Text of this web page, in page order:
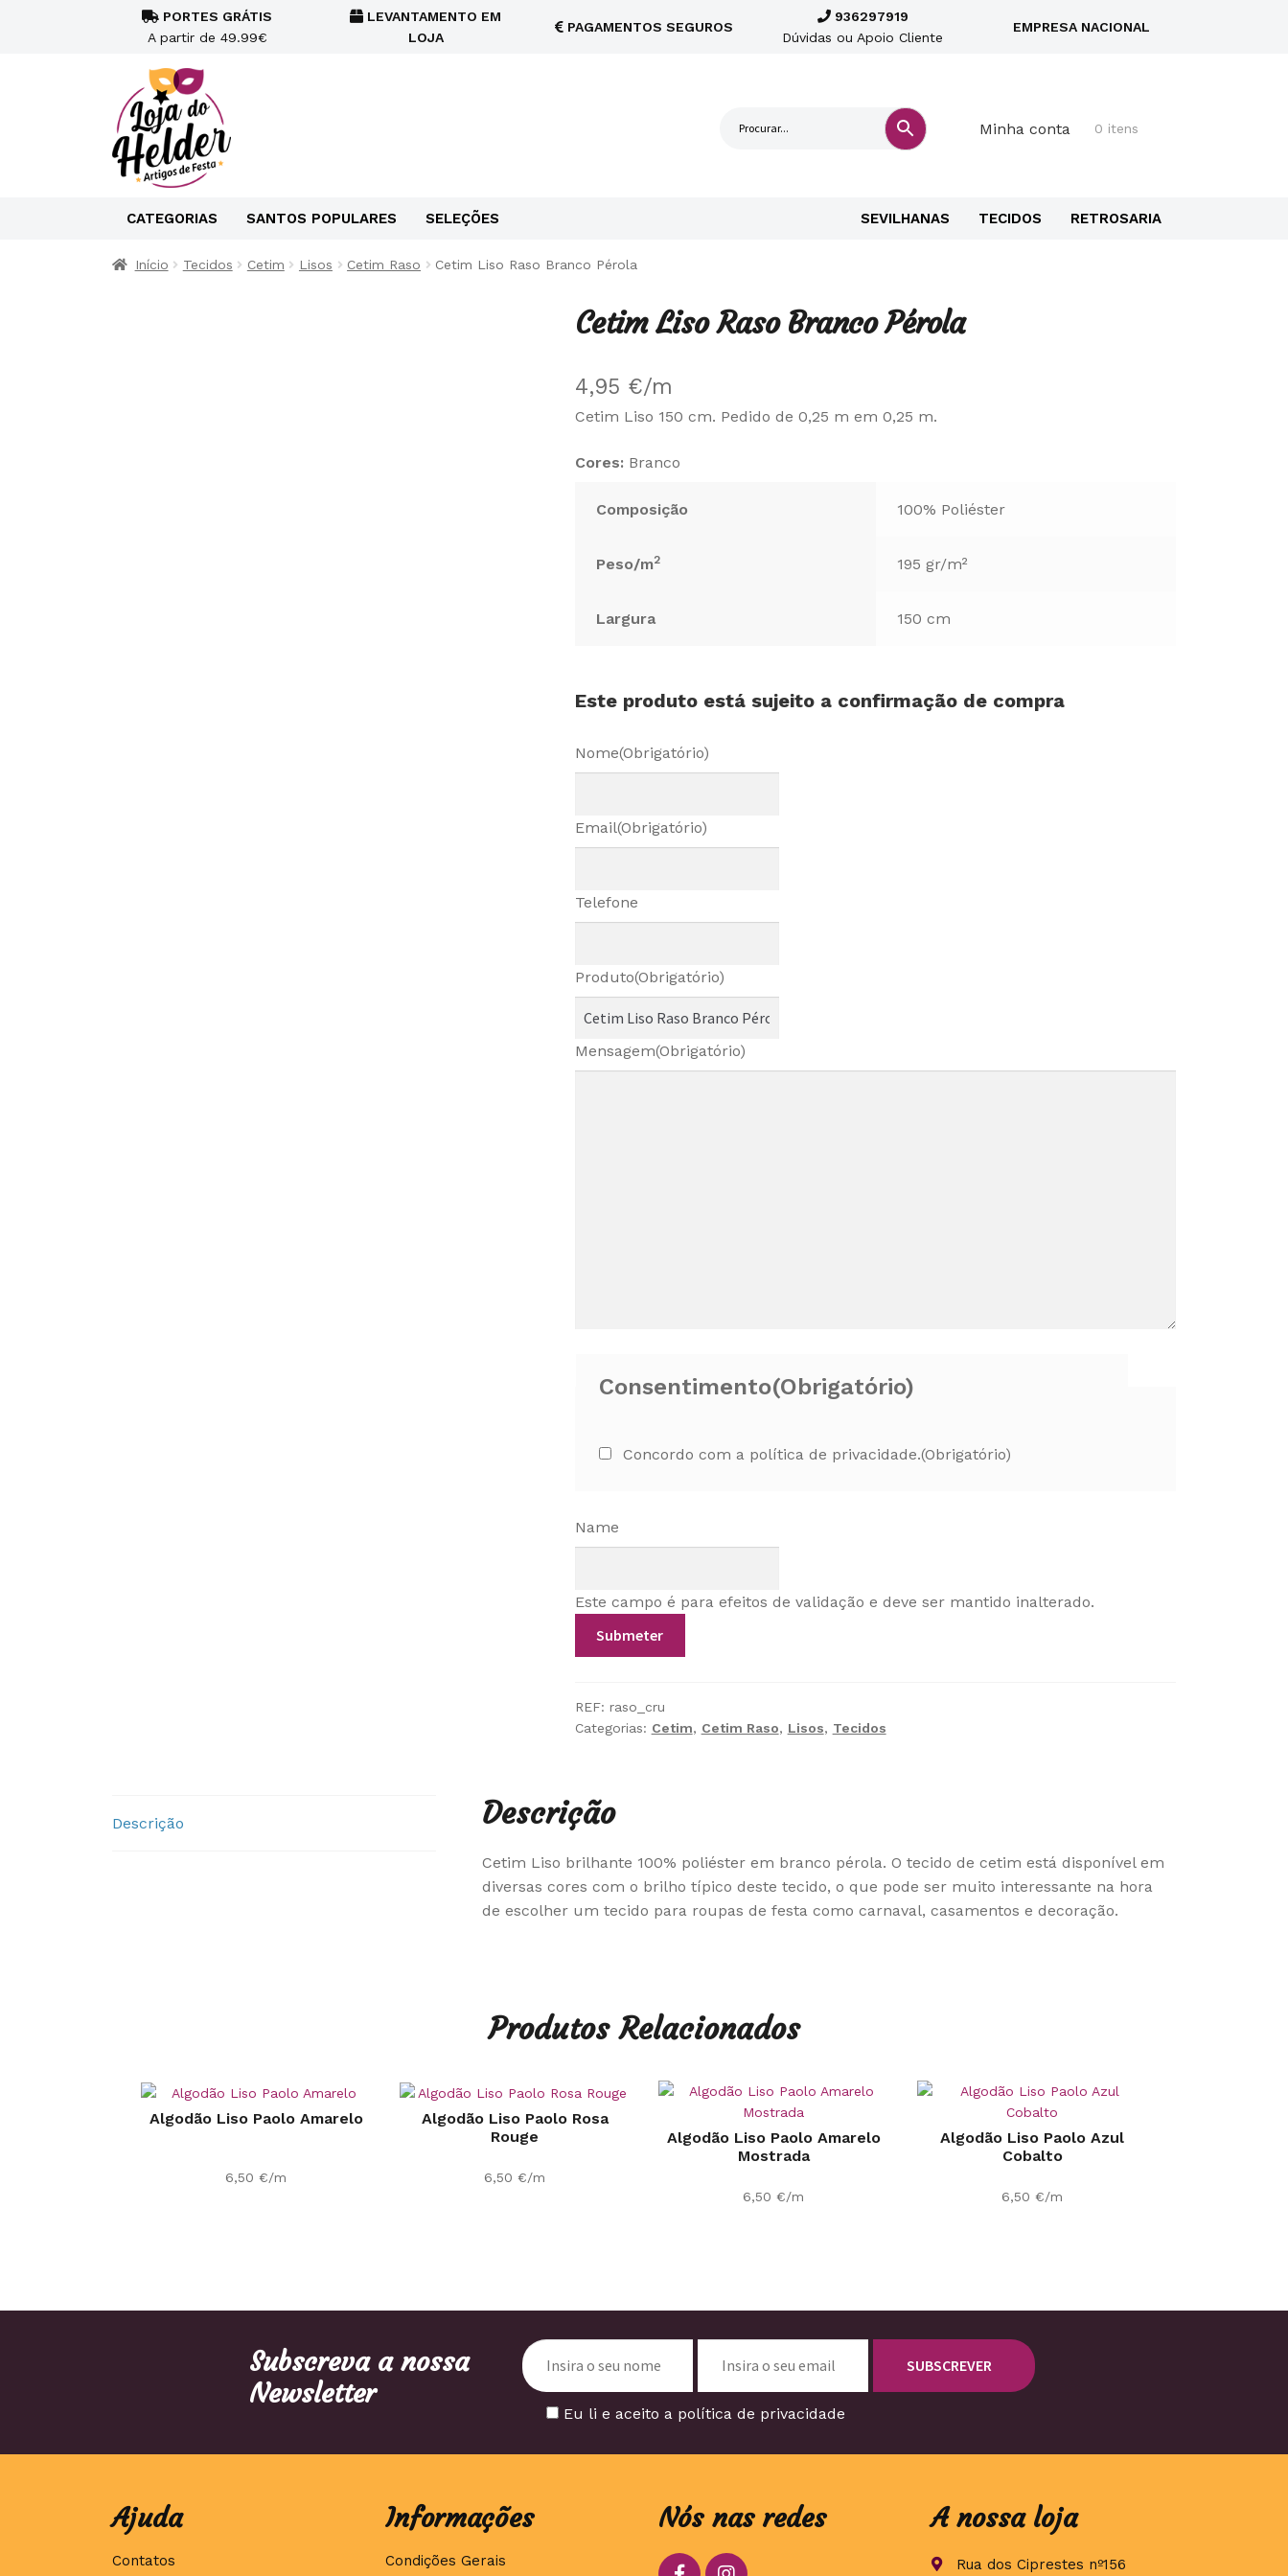
PORTES GRÁTIS
A partir de 49.99€
LEVANTAMENTO EM
LOJA
PAGAMENTOS SEGUROS
936297919
Dúvidas ou Apoio Cliente
EMPRESA NACIONAL
Minha conta 0 itens
CATEGORIAS SANTOS POPULARES SELEÇÕES SEVILHANAS TECIDOS RETROSARIA
Início Tecidos Cetim Lisos Cetim Raso Cetim Liso Raso Branco Pérola
Cetim Liso Raso Branco Pérola
4,95 €/m
Cetim Liso 150 cm. Pedido de 0,25 m em 0,25 m.
Cores: Branco
Composição 100% Poliéster
Peso/m2 195 gr/m²
Largura 150 cm
Este produto está sujeito a confirmação de compra
Nome(Obrigatório)
Email(Obrigatório)
Telefone
Produto(Obrigatório)
Mensagem(Obrigatório)
Consentimento(Obrigatório)
Concordo com a política de privacidade.(Obrigatório)
Name
Este campo é para efeitos de validação e deve ser mantido inalterado.
REF: raso_cru
Categorias: Cetim, Cetim Raso, Lisos, Tecidos
Descrição Descrição
Cetim Liso brilhante 100% poliéster em branco pérola. O tecido de cetim está disponível em
diversas cores com o brilho típico deste tecido, o que pode ser muito interessante na hora
de escolher um tecido para roupas de festa como carnaval, casamentos e decoração.
Produtos Relacionados
Algodão Liso Paolo Amarelo
6,50 €/m
Algodão Liso Paolo Rosa
Rouge
6,50 €/m
Algodão Liso Paolo Amarelo
Mostrada
6,50 €/m
Algodão Liso Paolo Azul
Cobalto
6,50 €/m
Subscreva a nossa
Newsletter
Eu li e aceito a política de privacidade
Ajuda
Contatos
Informações
Condições Gerais
Nós nas redes A nossa loja
Rua dos Ciprestes nº156